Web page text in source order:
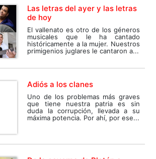
Las letras del ayer y las letras
de hoy
El vallenato es otro de los géneros
musicales que le ha cantado
históricamente a la mujer. Nuestros
primigenios juglares le cantaron a...
Adiós a los clanes
Uno de los problemas más graves
que tiene nuestra patria es sin
duda la corrupción, llevada a su
máxima potencia. Por ahí, por ese...